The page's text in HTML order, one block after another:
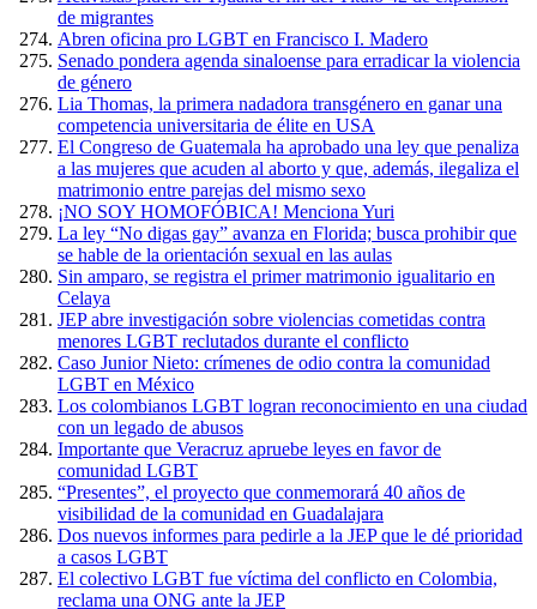
de migrantes
Abren oficina pro LGBT en Francisco I. Madero
Senado pondera agenda sinaloense para erradicar la violencia
de género
Lia Thomas, la primera nadadora transgénero en ganar una
competencia universitaria de élite en USA
El Congreso de Guatemala ha aprobado una ley que penaliza
a las mujeres que acuden al aborto y que, además, ilegaliza el
matrimonio entre parejas del mismo sexo
¡NO SOY HOMOFÓBICA! Menciona Yuri
La ley “No digas gay” avanza en Florida; busca prohibir que
se hable de la orientación sexual en las aulas
Sin amparo, se registra el primer matrimonio igualitario en
Celaya
JEP abre investigación sobre violencias cometidas contra
menores LGBT reclutados durante el conflicto
Caso Junior Nieto: crímenes de odio contra la comunidad
LGBT en México
Los colombianos LGBT logran reconocimiento en una ciudad
con un legado de abusos
Importante que Veracruz apruebe leyes en favor de
comunidad LGBT
“Presentes”, el proyecto que conmemorará 40 años de
visibilidad de la comunidad en Guadalajara
Dos nuevos informes para pedirle a la JEP que le dé prioridad
a casos LGBT
El colectivo LGBT fue víctima del conflicto en Colombia,
reclama una ONG ante la JEP